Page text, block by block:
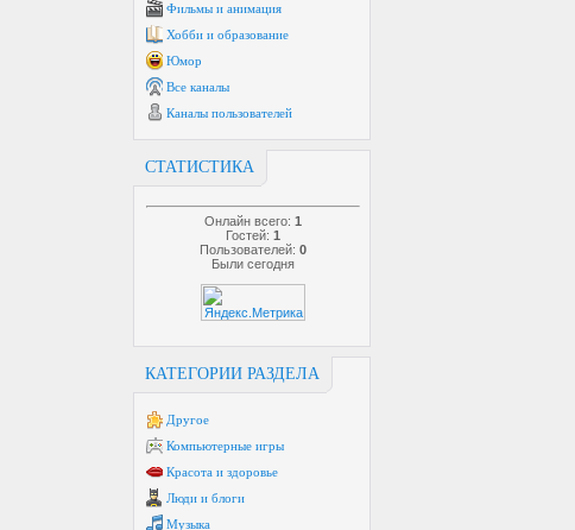
Фильмы и анимация
Хобби и образование
Юмор
Все каналы
Каналы пользователей
СТАТИСТИКА
Онлайн всего: 1
Гостей: 1
Пользователей: 0
Были сегодня
КАТЕГОРИИ РАЗДЕЛА
Другое
Компьютерные игры
Красота и здоровье
Люди и блоги
Музыка